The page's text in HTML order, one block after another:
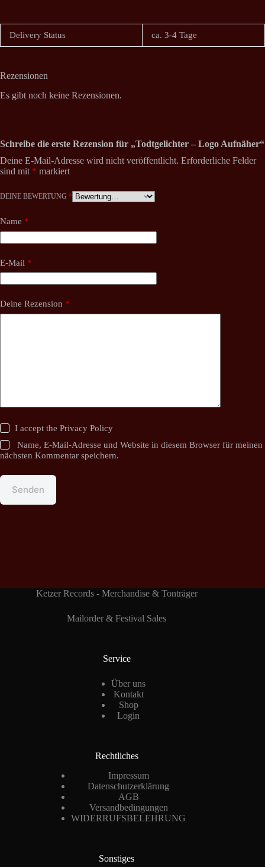
Delivery Status ca. 3-4 Tage
Rezensionen
Es gibt noch keine Rezensionen.
Schreibe die erste Rezension für „Todtgelichter – Logo Aufnäher“
Deine E-Mail-Adresse wird nicht veröffentlicht. Erforderliche Felder
sind mit * markiert
DEINE BEWERTUNG *
Name *
E-Mail *
Deine Rezension *
I accept thePrivacy Policy
Name, E-Mail-Adresse und Website in diesem Browser für meinen
nächsten Kommentar speichern.
Senden
Ketzer Records - Merchandise & Tonträger
Mailorder & Festival Sales
Service
Über uns
Kontakt
Shop
Login
Rechtliches
Impressum
Datenschutzerklärung
AGB
Versandbedingungen
WIDERRUFSBELEHRUNG
Sonstiges